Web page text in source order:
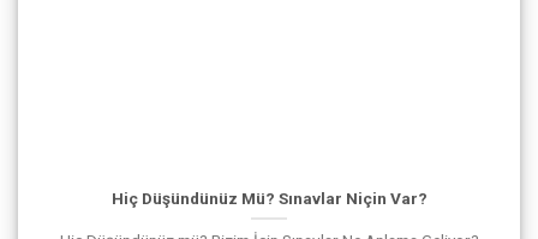
Hiç Düşündünüz Mü? Sınavlar Niçin Var?